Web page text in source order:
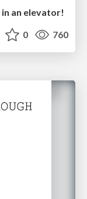
an elevator!
0 760